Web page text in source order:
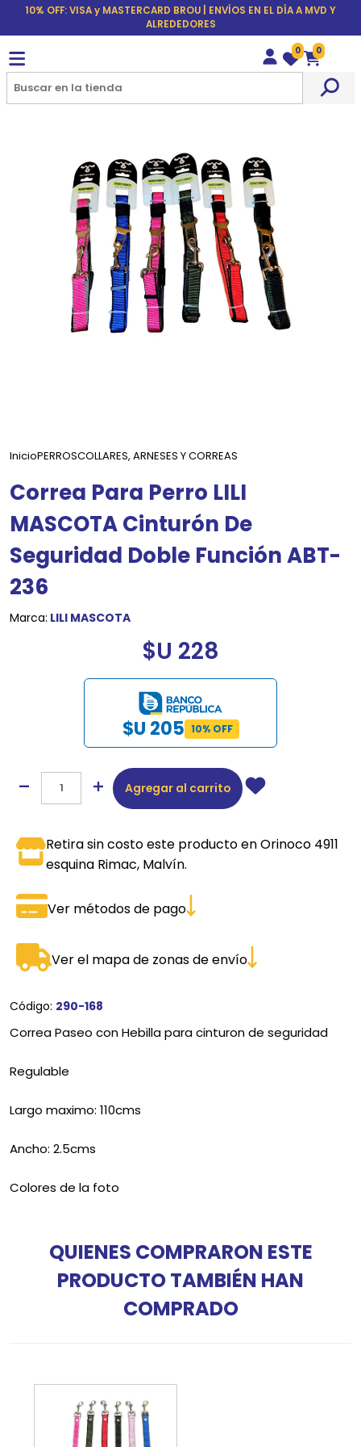
10% OFF: VISA y MASTERCARD BROU | ENVÍOS EN EL DÍA A MVD Y
ALREDEDORES
Wishlist
0
Carrito
0
InicioPERROSCOLLARES, ARNESES Y CORREAS
Correa Para Perro LILI
MASCOTA Cinturón De
Seguridad Doble Función ABT-
236
Marca: LILI MASCOTA
$U 228
$U 205 10% OFF
Agregar al carrito
Retira sin costo este producto en Orinoco 4911
esquina Rimac, Malvín.
Ver métodos de pago
Ver el mapa de zonas de envío
Código: 290-168
Correa Paseo con Hebilla para cinturon de seguridad
Regulable
Largo maximo: 110cms
Ancho: 2.5cms
Colores de la foto
QUIENES COMPRARON ESTE
PRODUCTO TAMBIÉN HAN
COMPRADO